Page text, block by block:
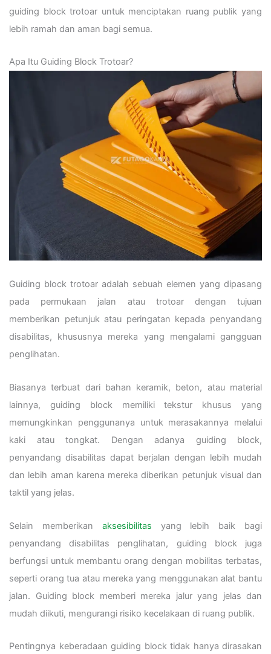
guiding block trotoar untuk menciptakan ruang publik yang
lebih ramah dan aman bagi semua.
Apa Itu Guiding Block Trotoar?
Guiding block trotoar adalah sebuah elemen yang dipasang
pada permukaan jalan atau trotoar dengan tujuan
memberikan petunjuk atau peringatan kepada penyandang
disabilitas, khususnya mereka yang mengalami gangguan
penglihatan.
Biasanya terbuat dari bahan keramik, beton, atau material
lainnya, guiding block memiliki tekstur khusus yang
memungkinkan penggunanya untuk merasakannya melalui
kaki atau tongkat. Dengan adanya guiding block,
penyandang disabilitas dapat berjalan dengan lebih mudah
dan lebih aman karena mereka diberikan petunjuk visual dan
taktil yang jelas.
Selain memberikan aksesibilitas yang lebih baik bagi
penyandang disabilitas penglihatan, guiding block juga
berfungsi untuk membantu orang dengan mobilitas terbatas,
seperti orang tua atau mereka yang menggunakan alat bantu
jalan. Guiding block memberi mereka jalur yang jelas dan
mudah diikuti, mengurangi risiko kecelakaan di ruang publik.
Pentingnya keberadaan guiding block tidak hanya dirasakan